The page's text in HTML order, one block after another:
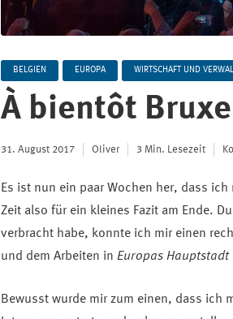
BELGIEN EUROPA WIRTSCHAFT UND
À bientôt
31. August 2017 Oliver 3 Min. Lesezeit
Es ist nun ein paar Wochen her, dass
Zeit also für ein kleines Fazit am Ende.
verbracht habe, konnte ich mir einen
und dem Arbeiten in Europas Hauptstadt
Bewusst wurde mir zum einen, dass ich